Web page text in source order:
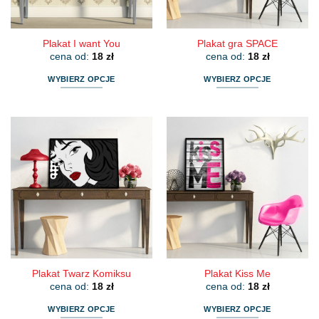
produktu
produktu
Plakat I want You
cena od: 18 zł
WYBIERZ OPCJE
wiele
wariantów.
Opcje
można
wybrać
produktu
Plakat gra SPACE
cena od: 18 zł
WYBIERZ OPCJE
wiele
wariantów.
Opcje
można
wybrać
na
stronie
produktu
Plakat Twarz Komiksu
cena od: 18 zł
WYBIERZ OPCJE
Plakat Kiss Me
cena od: 18 zł
WYBIERZ OPCJE